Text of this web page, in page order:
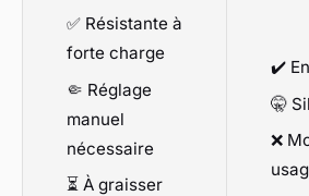
✅ Résistante à
forte charge
🤏 Réglage
manuel
nécessaire
⏳ À graisser
✔️
🤫
❌